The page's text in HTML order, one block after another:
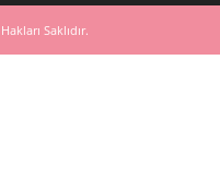
Saklıdır.